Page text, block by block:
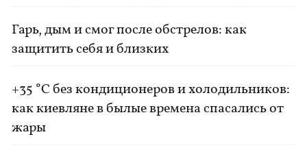
Гарь, дым и смог после обстрелов: как
защитить себя и близких
+35 °C без кондиционеров и холодильников:
как киевляне в былые времена спасались от
жары